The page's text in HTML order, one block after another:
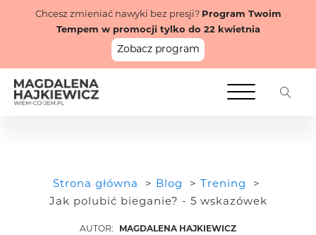
Chcesz zmieniać nawyki bez presji? Program Twoim
Tempem w promocji tylko do 22 kwietnia
Zobacz program
Strona główna Blog
Trening
Jak polubić bieganie? - 5 wskazówek
MAGDALENA HAJKIEWICZ